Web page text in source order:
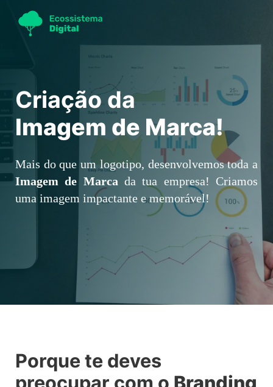
Criação da
Imagem de Marca!
Mais do que um logotipo, desenvolvemos toda a
Imagem de Marca da tua empresa! Criamos
uma imagem impactante e memorável!
Porque te deves